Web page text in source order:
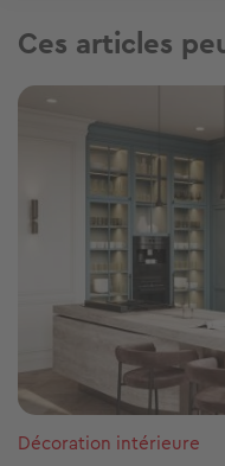
Ces articles
Image
Décoration intérieure